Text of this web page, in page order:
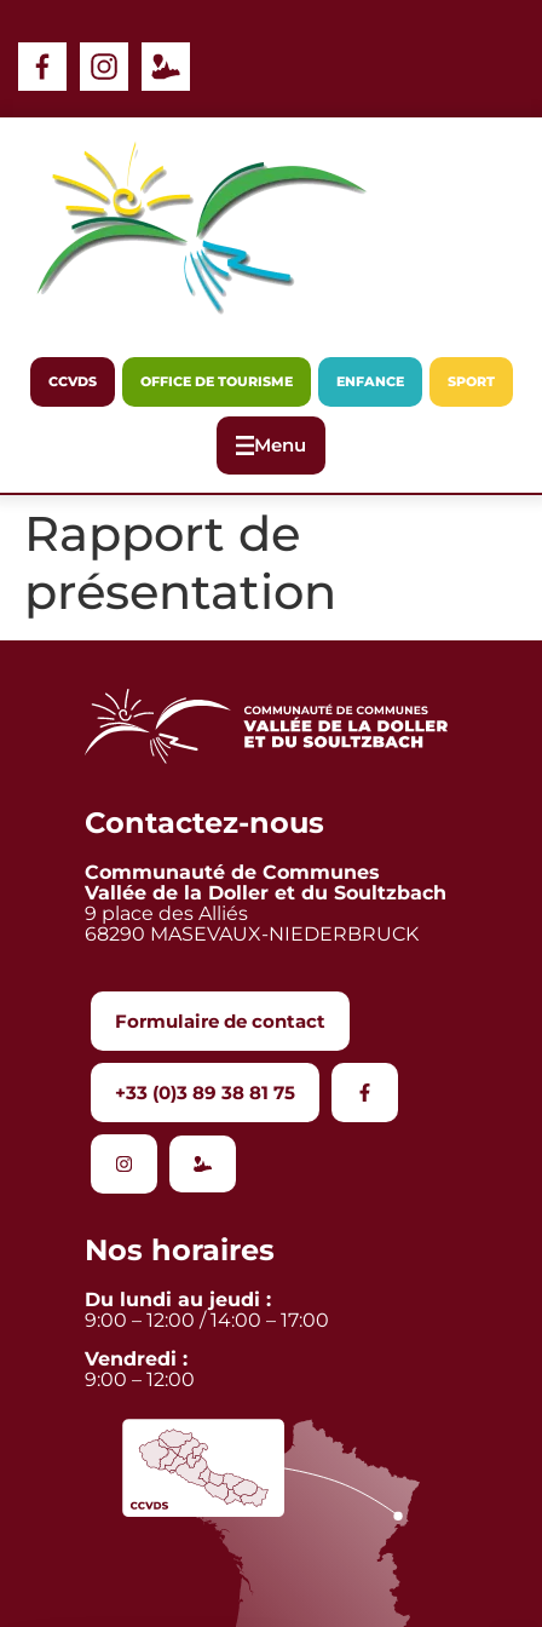
CCVDS OFFICE DE TOURISME ENFANCE SPORT
Menu
Rapport de
présentation
Contactez-nous
Communauté de Communes
Vallée de la Doller et du Soultzbach
9 place des Alliés
68290 MASEVAUX-NIEDERBRUCK
Formulaire de contact
+33 (0)3 89 38 81 75
Nos horaires
Du lundi au jeudi :
9:00 – 12:00 / 14:00 – 17:00
Vendredi :
9:00 – 12:00